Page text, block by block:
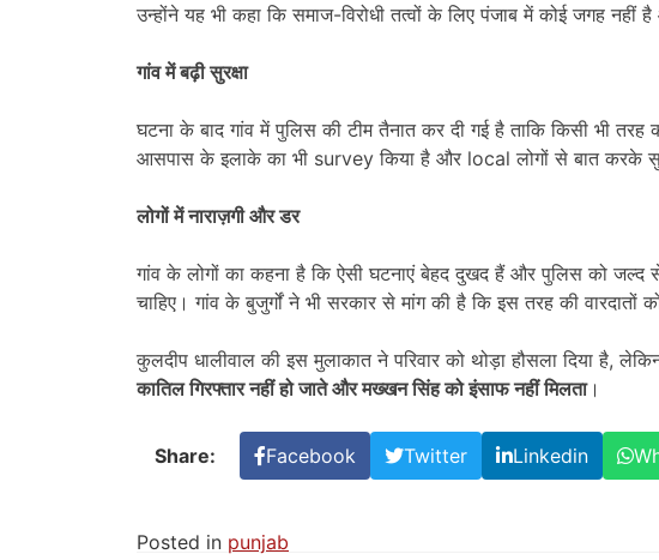
उन्होंने यह भी कहा कि समाज-विरोधी तत्वों के लिए पंजाब में कोई जगह
गांव में बढ़ी सुरक्षा
घटना के बाद गांव में पुलिस की टीम तैनात कर दी गई है ताकि किसी भी
आसपास के इलाके का भी survey किया है और local लोगों से बात करके
लोगों में नाराज़गी और डर
गांव के लोगों का कहना है कि ऐसी घटनाएं बेहद दुखद हैं और पुलिस को
चाहिए। गांव के बुजुर्गों ने भी सरकार से मांग की है कि इस तरह की
कुलदीप धालीवाल की इस मुलाकात ने परिवार को थोड़ा हौसला दिया है,
कातिल गिरफ्तार नहीं हो जाते और मख्खन सिंह को इंसाफ नहीं मिलता।
Share: Facebook Twitter Linkedin
Posted in punjab